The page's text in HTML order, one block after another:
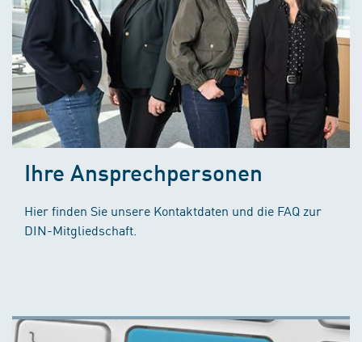
Ihre Ansprechpersonen
Hier finden Sie unsere Kontaktdaten und die FAQ zur
DIN-Mitgliedschaft.